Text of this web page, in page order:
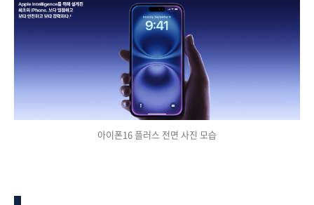
아이폰16 플러스 전면 사진 모습